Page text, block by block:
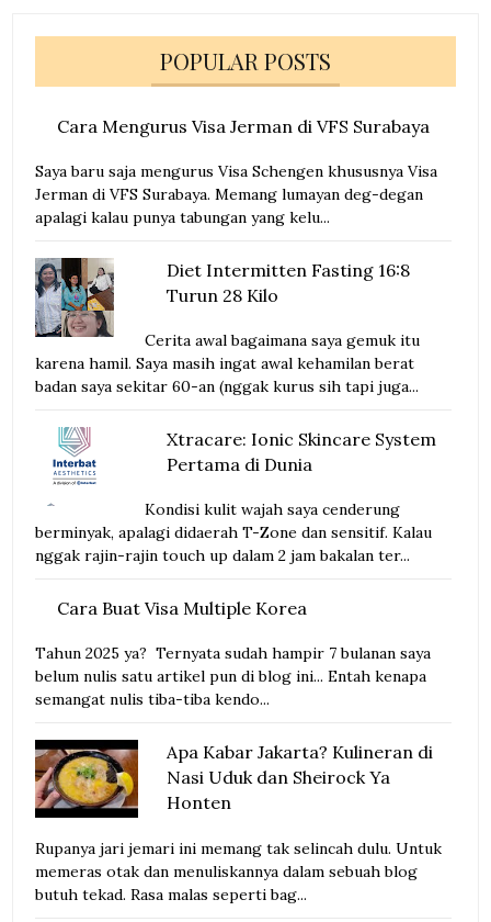
POPULAR POSTS
Cara Mengurus Visa Jerman di VFS Surabaya
Saya baru saja mengurus Visa Schengen khususnya Visa
Jerman di VFS Surabaya. Memang lumayan deg-degan
apalagi kalau punya tabungan yang kelu...
Diet Intermitten Fasting 16:8
Turun 28 Kilo
Cerita awal bagaimana saya gemuk itu
karena hamil. Saya masih ingat awal kehamilan berat
badan saya sekitar 60-an (nggak kurus sih tapi juga...
Xtracare: Ionic Skincare System
Pertama di Dunia
Kondisi kulit wajah saya cenderung
berminyak, apalagi didaerah T-Zone dan sensitif. Kalau
nggak rajin-rajin touch up dalam 2 jam bakalan ter...
Cara Buat Visa Multiple Korea
Tahun 2025 ya? Ternyata sudah hampir 7 bulanan saya
belum nulis satu artikel pun di blog ini... Entah kenapa
semangat nulis tiba-tiba kendo...
Apa Kabar Jakarta? Kulineran di
Nasi Uduk dan Sheirock Ya
Honten
Rupanya jari jemari ini memang tak selincah dulu. Untuk
memeras otak dan menuliskannya dalam sebuah blog
butuh tekad. Rasa malas seperti bag...